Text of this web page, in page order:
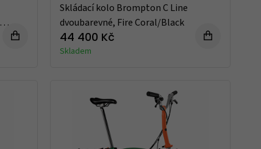
Skládací kolo Brompton C Line
dvoubarevné, Fire Coral/Black
44 400 Kč
Skladem